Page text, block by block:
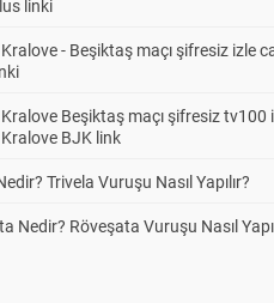
linki
- Beşiktaş maçı şifresiz izle
Beşiktaş maçı şifresiz tv100
BJK link
Trivela Vuruşu Nasıl Yapılır?
Nedir? Röveşata Vuruşu Nasıl